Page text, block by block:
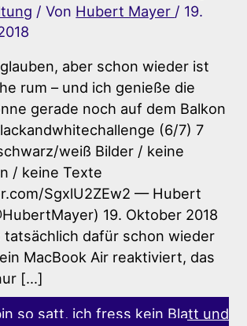
/ Von Hubert Mayer / 19.
aber schon wieder ist
rum – und ich genieße die
gerade noch auf dem Balkon
(6/7) 7
weiß Bilder / keine
/ keine Texte
SgxlU2ZEw2 — Hubert
19. Oktober 2018
tatsächlich dafür schon wieder
MacBook Air reaktiviert, das
[…]
so satt, ich fress kein Blatt und